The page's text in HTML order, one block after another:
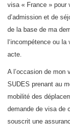
visa « France » pour
d’admission et de
de la base de ma
l‘incompétence ou
acte.
A l’occasion de mon
SUDES prenant au
mobilité des
demande de visa de
souscrit une